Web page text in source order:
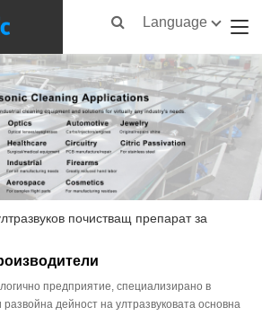
Language
почистващ препарат за
предприятие, специализирано в
дейност на ултразвуковата основна